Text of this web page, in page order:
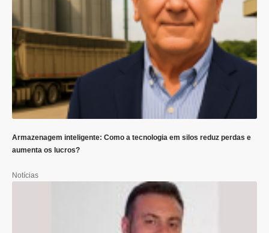
Armazenagem inteligente: Como a tecnologia em silos reduz perdas e
aumenta os lucros?
Notícias